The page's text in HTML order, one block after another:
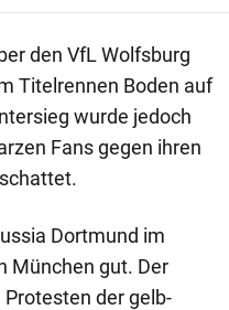
den VfL Wolfsburg
Titelrennen Boden auf
wurde jedoch
Fans gegen ihren
Dortmund im
München gut. Der
der gelb-